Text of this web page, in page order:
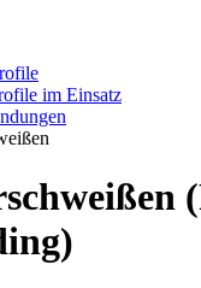
im Einsatz